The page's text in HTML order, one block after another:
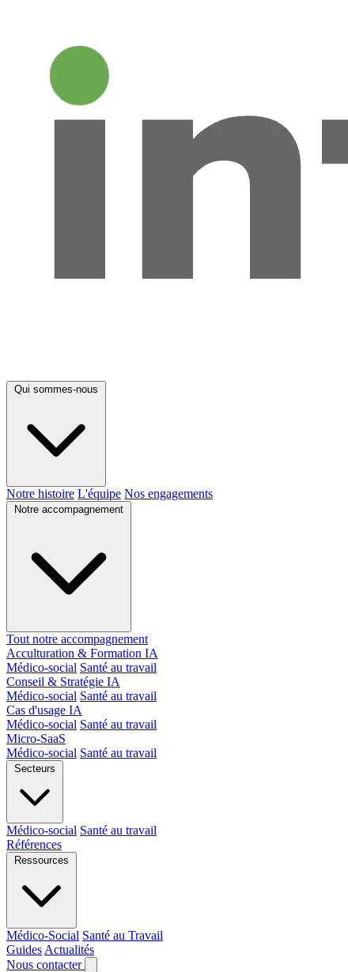
Qui sommes-nous
Notre histoire L'équipe Nos engagements
Notre accompagnement
Tout notre accompagnement
Acculturation & Formation IA
Médico-social Santé au travail
Conseil & Stratégie IA
Médico-social Santé au travail
Cas d'usage IA
Médico-social Santé au travail
Micro-SaaS
Médico-social Santé au travail
Secteurs
Médico-social Santé au travail
Références
Ressources
Médico-Social Santé au Travail
Guides Actualités
Nous contacter